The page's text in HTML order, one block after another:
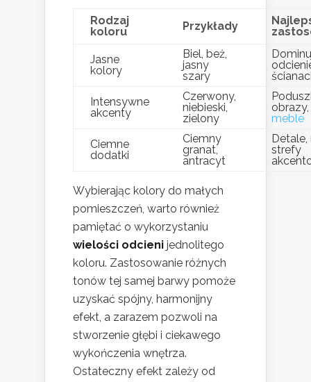
Rodzaj
koloru
Przykłady
Jasne
kolory
Biel, beż,
jasny
szary
Intensywne
akcenty
Czerwony,
niebieski,
zielony
meble
Ciemne
dodatki
Ciemny
granat,
antracyt
Detale,
strefy
Wybierając kolory do małych
pomieszczeń, warto również
pamiętać o wykorzystaniu
wielości odcieni jednolitego
koloru. Zastosowanie różnych
tonów tej samej barwy pomoże
uzyskać spójny, harmonijny
efekt, a zarazem pozwoli na
stworzenie głębi i ciekawego
wykończenia wnętrza.
Ostateczny efekt zależy od